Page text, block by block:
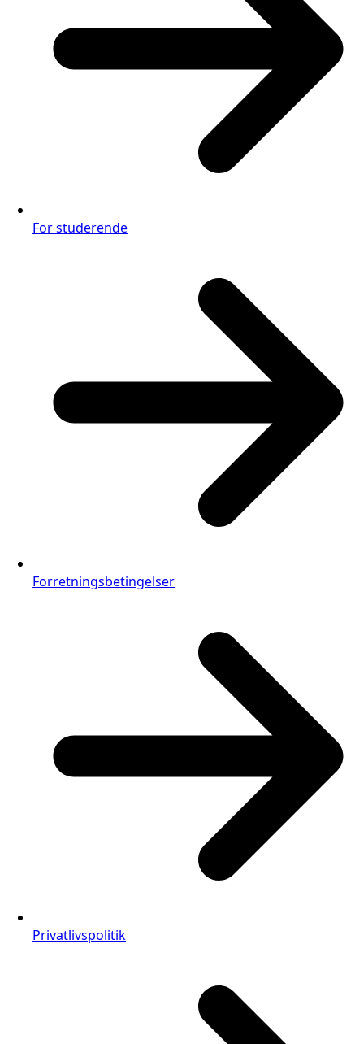
For studerende
Forretningsbetingelser
Privatlivspolitik